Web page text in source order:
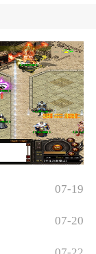
07-19
07-20